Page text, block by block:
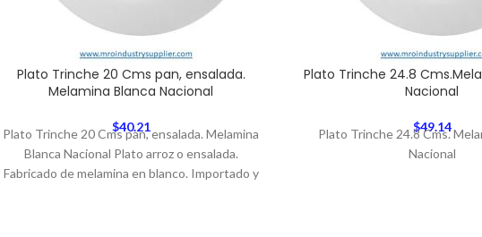
Plato Trinche 20 Cms pan, ensalada.
Melamina Blanca Nacional
$40.21
Plato Trinche 20 Cms pan, ensalada. Melamina
Blanca Nacional Plato arroz o ensalada.
Fabricado de melamina en blanco. Importado y
Plato Trinche 24.8
Nacional
$49.14
Plato Trinche 24.8 Cms.
Nacional